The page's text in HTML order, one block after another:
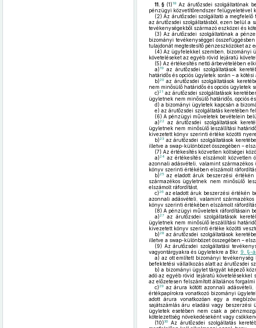
11. §(1) 18 Az árutőzsdei szolgáltatónak
pénzügyi közvetítőrendszer felügyeletével
(2) Az árutőzsdei szolgáltató a
az árutőzsdei szolgáltatásból, ezen belül a
tevékenységekből származó eszközei és
(3) Az árutőzsdei szolgáltatónak a
bizományi tevékenységgel
tulajdonát megtestesítő pénzeszközöket az
(4) Az ügyfelekkel szemben, bizományi
követeléseket az egyéb rövid lejáratú
(5) Az értékesítés nettó árbevételében
a) 19az árutőzsdei szolgáltatások
határidős és opciós ügyletek során – a
b)20az árutőzsdei szolgáltatások
nem minősülő határidős és opciós ügyletek
c)21 az árutőzsdei szolgáltatások
ügyletnek nem minősülő határidős, opciós
d) a bizományi ügyletek kapcsán a
e) az árutőzsdei szolgáltatás keretében
(6) A pénzügyi műveletek bevételein
a)22
az árutőzsdei szolgáltatások
ügyletnek nem minősülő leszállítási
kivezetett könyv szerinti értéke közötti
b)23az árutőzsdei szolgáltatások
illetve a swap-különbözet összegében –
(7) Az értékesítés közvetlen költségei
a)24az értékesítés elszámolt közvetlen
azonnali adásvételi, valamint
könyv szerinti értékében elszámolt
b)25az eladott áruk beszerzési értékén
származékos ügyletnek nem minősülő
elszámolt ráfordítást,
c)26az eladott áruk beszerzési értékén
azonnali adásvételi, valamint
könyv szerinti értékében elszámolt
(8) A pénzügyi műveletek ráfordításain
a)27az árutőzsdei szolgáltatások
ügyletnek nem minősülő leszállítási
kivezetett könyv szerinti értéke közötti
b)28az árutőzsdei szolgáltatások
illetve a swap-különbözet összegében –
(9) Az árutőzsdei szolgáltatási
vagyontárgyakra és ügyletekre a Bkr. 9. §-
a) az ott említett bizományi
befektetési vállalkozás alatt az árutőzsdei
b) a bizományi ügylet tárgyát képező
adó az egyéb rövid lejáratú követelésekkel
az előzetesen felszámított általános
c)29az árura kötött azonnali adásvételi,
értékpapírokra vonatkozó bizományi
adott árura vonatkozóan egy a
sajátszámlás áru eladási vagy
ügyletek esetében nem csak a
kötelezettség növekedéseként vagy
(10)30Az árutőzsdei szolgáltatás